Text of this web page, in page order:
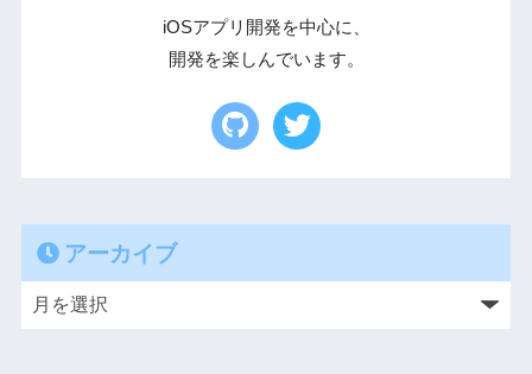
iOSアプリ開発を中心に、
開発を楽しんでいます。
アーカイブ